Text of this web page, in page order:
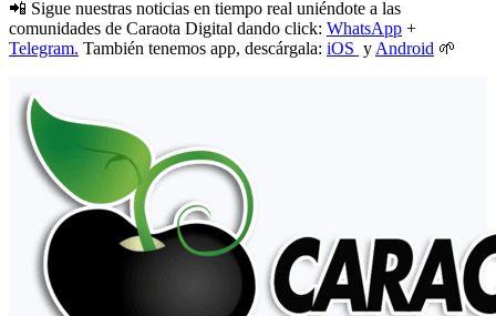
📲 Sigue nuestras noticias en tiempo real uniéndote a las
comunidades de Caraota Digital dando click: WhatsApp +
Telegram. También tenemos app, descárgala: iOS y Android 🌱